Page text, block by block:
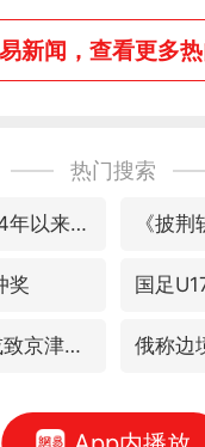
风口未
新闻，查看更多
热门搜索
香港刷新1884年以来最高气温纪录
奖
白海豚北上或致京津冀暴雨